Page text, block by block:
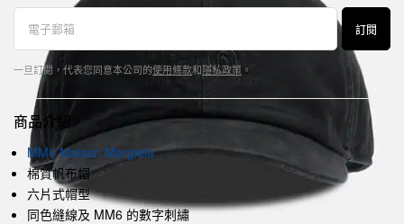
訂閱
一旦訂閱，代表您同意本公司的使用條款和隱私政策 。
商品介紹
MM6 Maison Margiela
棉質帆布帽
六片式帽型
同色縫線及 MM6 的數字刺繡